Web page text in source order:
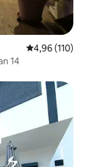
Gemiddelde
4,96 (110)
14